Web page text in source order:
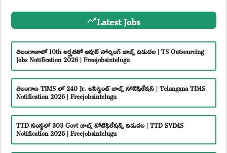
Latest Jobs
తెలంగాణాలో 10th అర్హతతో అవుట్ సోర్సింగ్ జాబ్స్ విడుదల | TS Outsourcing
Jobs Notification 2026 | Freejobsintelugu
తెలంగాణ TIMS లో 240 Jr. అసిస్టెంట్ జాబ్స్ నోటిఫికేషన్ | Telangana TIMS
Notification 2026 | Freejobsintelugu
TTD సంస్థలో 303 Govt జాబ్స్ నోటిఫికేషన్స్ విడుదల | TTD SVIMS
Notification 2026 | Freejobsintelugu